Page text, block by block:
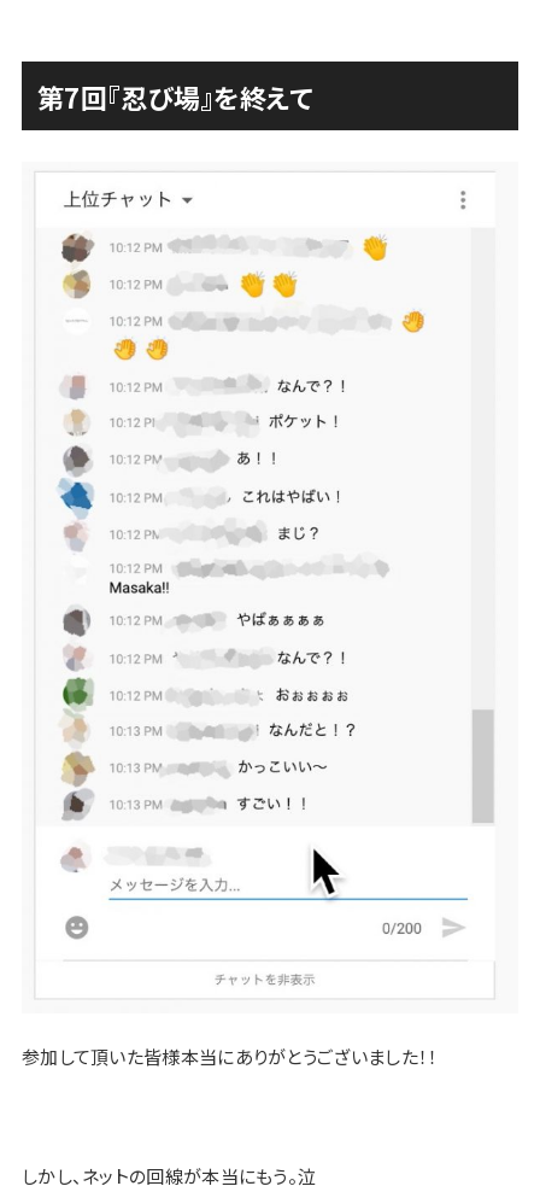
第7回『忍び場』を終えて
参加して頂いた皆様本当にありがとうございました！！
しかし、ネットの回線が本当にもう。泣